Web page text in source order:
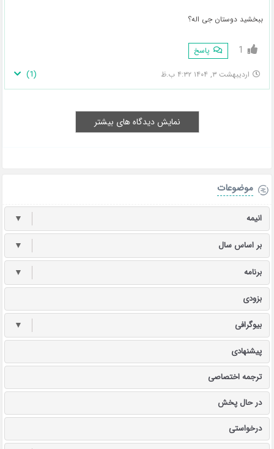
ببخشید دوستان جی اله؟
1 پاسخ
اردیبهشت ۳, ۱۴۰۴ ۴:۳۲ ب.ظ (
1
)
نمایش دیدگاه های بیشتر
موضوعات
انیمه ▼
بر اساس سال ▼
برنامه ▼
بزودی
بیوگرافی ▼
پیشنهادی
ترجمه اختصاصی
در حال پخش
درخواستی